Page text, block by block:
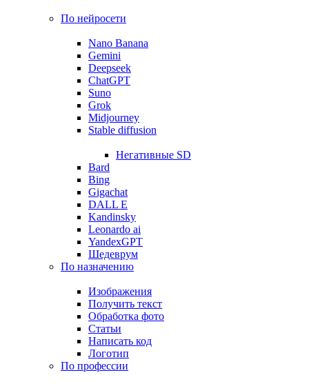
По нейросети
Nano Banana
Gemini
Deepseek
ChatGPT
Suno
Grok
Midjourney
Stable diffusion
Негативные SD
Bard
Bing
Gigachat
DALL E
Kandinsky
Leonardo ai
YandexGPT
Шедеврум
По назначению
Изображения
Получить текст
Обработка фото
Статьи
Написать код
Логотип
По профессии